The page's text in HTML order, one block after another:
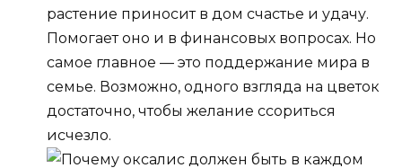
растение приносит в дом счастье и удачу.
Помогает оно и в финансовых вопросах. Но
самое главное — это поддержание мира в
семье. Возможно, одного взгляда на цветок
достаточно, чтобы желание ссориться
исчезло.